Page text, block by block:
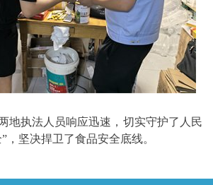
地执法人员响应迅速，切实守护了人民
，坚决捍卫了食品安全底线。